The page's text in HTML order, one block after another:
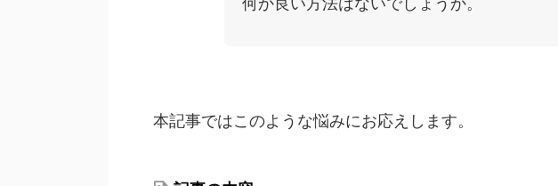
本記事ではこのような悩みにお応えします。